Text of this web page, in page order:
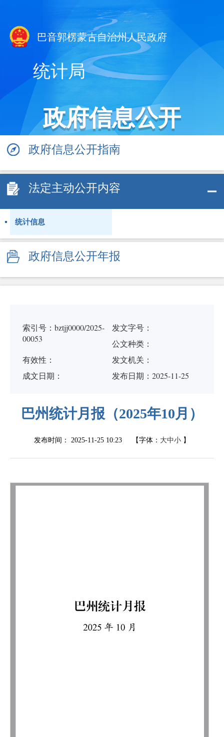
巴音郭楞蒙古自治州人民政府
统计局
政府信息公开
政府信息公开指南
法定主动公开内容
统计信息
政府信息公开年报
索引号：bztjj0000/2025-
00053
发文字号：
公文种类：
有效性：
发文机关：
成文日期：
发布日期：2025-11-25
巴州统计月报（2025年10月）
发布时间： 2025-11-25 10:23 【字体： 大中小 】